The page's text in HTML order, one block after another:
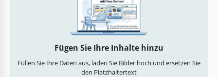
Fügen Sie Ihre Inhalte hinzu
Füllen Sie Ihre Daten aus, laden Sie Bilder hoch und ersetzen Sie
den Platzhaltertext